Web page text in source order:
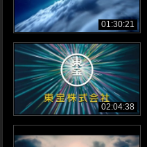
01:30:21
02:04:38